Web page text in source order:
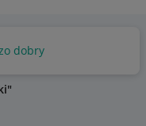
dobry